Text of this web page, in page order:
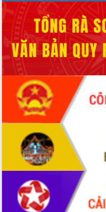
Đảm bảo cuộc bầu cử đại biểu Quốc
hội và đại biểu HĐND các cấp diễn ra
an toàn, hiệu quả, đúng quy định
Thủ tướng Chính phủ Phạm Minh Chính
kiểm tra, chỉ đạo hoàn thành các dự
án cao tốc và thăm khu tái định cư tại
Đắk Lắk
Sôi nổi Hội đua ngựa truyền thống Gò
Thì Thùng mừng Xuân Bính Ngọ 2026
Lãnh đạo tỉnh dâng hương tưởng niệm
tại Đập Đồng Cam đầu Xuân Bính Ngọ
Ngành nông nghiệp phấn đấu tăng
trưởng đạt 5,86% trong năm 2026
UBND tỉnh Đắk Lắk triển khai công tác
quốc phòng, quân sự địa phương năm
2026
Đắk Lắk tập trung toàn lực khắc phục
tồn tại IUU, sẵn sàng làm việc với
Đoàn thanh tra EC